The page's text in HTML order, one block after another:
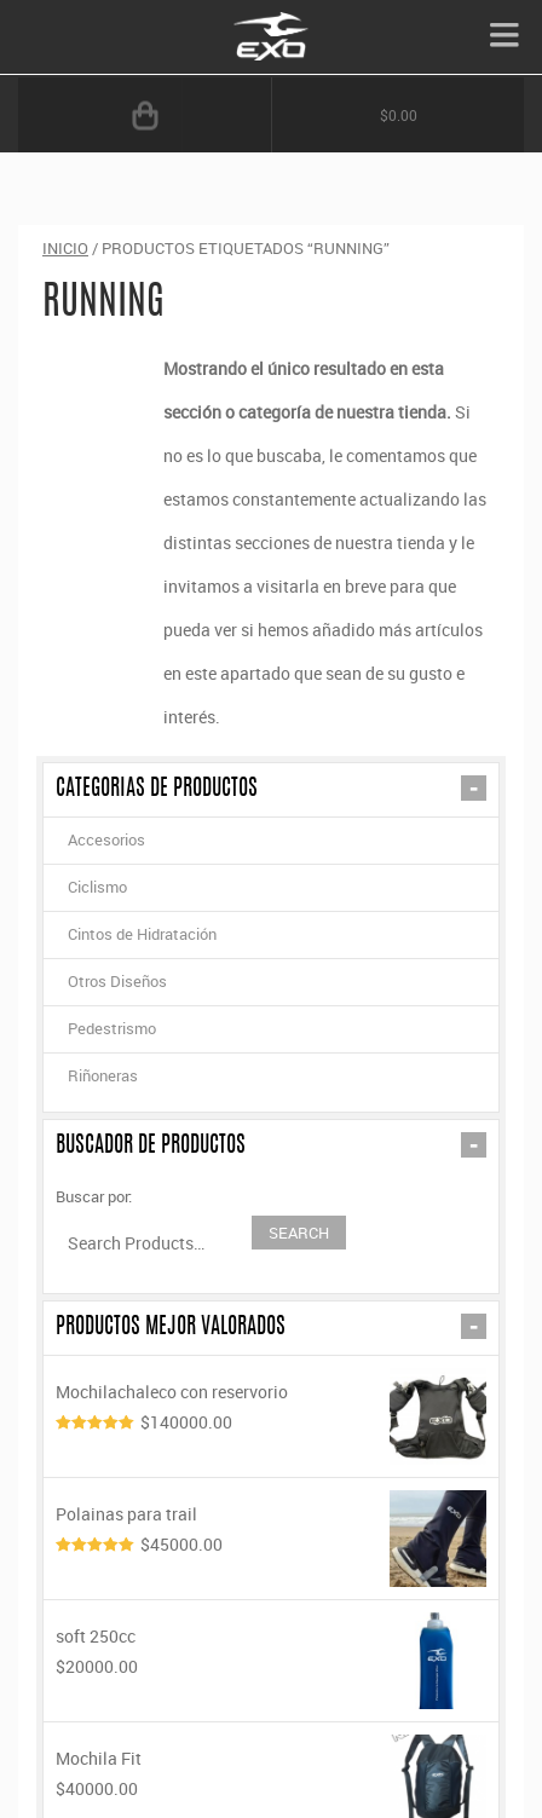
$0.00
INICIO / PRODUCTOS ETIQUETADOS “RUNNING”
RUNNING
Mostrando el único resultado en esta
sección o categoría de nuestra tienda. Si
no es lo que buscaba, le comentamos que
estamos constantemente actualizando las
distintas secciones de nuestra tienda y le
invitamos a visitarla en breve para que
pueda ver si hemos añadido más artículos
en este apartado que sean de su gusto e
interés.
-
CATEGORIAS DE PRODUCTOS
Accesorios
Ciclismo
Cintos de Hidratación
Otros Diseños
Pedestrismo
Riñoneras
-
BUSCADOR DE PRODUCTOS
Buscar por:
-
PRODUCTOS MEJOR VALORADOS
Mochilachaleco con reservorio
$140000.00
Polainas para trail
$45000.00
soft 250cc
$20000.00
Mochila Fit
$40000.00